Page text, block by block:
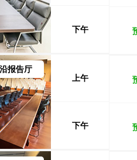
下午
报告厅
上午
下午